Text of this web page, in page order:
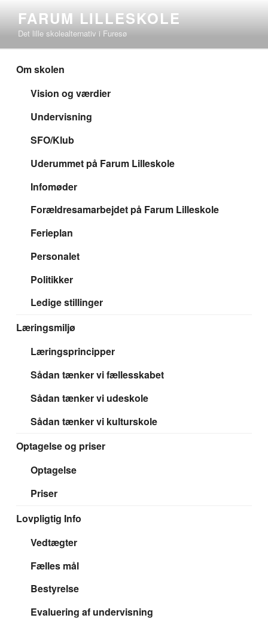
indhold
FARUM LILLESKOLE
Det lille skolealternativ i Furesø
Om skolen
Vision og værdier
Undervisning
SFO/Klub
Uderummet på Farum Lilleskole
Infomøder
Forældresamarbejdet på Farum Lilleskole
Ferieplan
Personalet
Politikker
Ledige stillinger
Læringsmiljø
Læringsprincipper
Sådan tænker vi fællesskabet
Sådan tænker vi udeskole
Sådan tænker vi kulturskole
Optagelse og priser
Optagelse
Priser
Lovpligtig Info
Vedtægter
Fælles mål
Bestyrelse
Evaluering af undervisning